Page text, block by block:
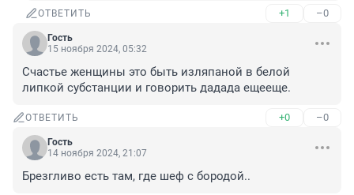
ОТВЕТИТЬ +1 –0
Гость
15 ноября 2024, 05:32
Счастье женщины это быть изляпаной в белой
липкой субстанции и говорить дадада ещееще.
ОТВЕТИТЬ +0 –0
Гость
14 ноября 2024, 21:07
Брезгливо есть там, где шеф с бородой..